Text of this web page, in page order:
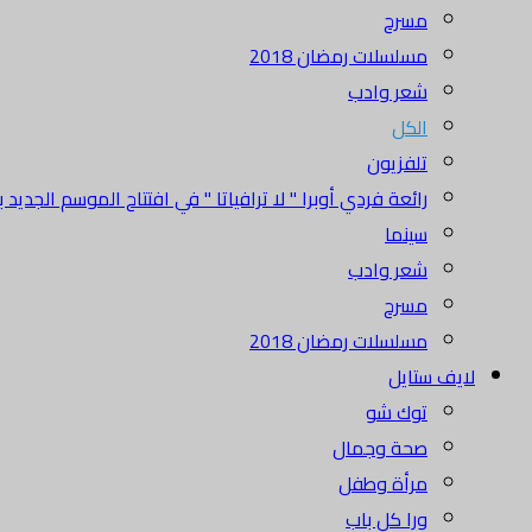
مسرح
مسلسلات رمضان 2018
شعر وادب
الكل
تلفزيون
رائعة فردي أوبرا " لا ترافياتا " في افتتاح الموسم الجديد
سينما
شعر وادب
مسرح
مسلسلات رمضان 2018
لايف ستايل
توك شو
صحة وجمال
مرأة وطفل
ورا كل باب